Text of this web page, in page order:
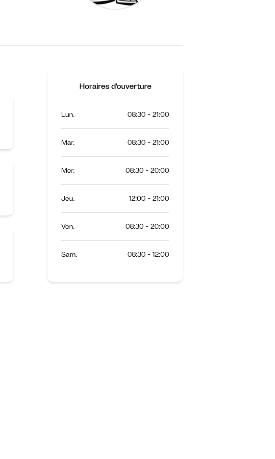
Horaires d'ouverture
Lun. 08:30 - 21:00
Mar. 08:30 - 21:00
Mer. 08:30 - 20:00
Jeu. 12:00 - 21:00
Ven. 08:30 - 20:00
Sam. 08:30 - 12:00